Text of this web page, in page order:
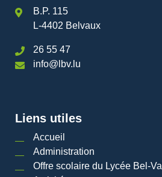
B.P. 115
L-4402 Belvaux
26 55 47
info@lbv.lu
Liens utiles
Accueil
Administration
Offre scolaire du Lycée Bel-Val